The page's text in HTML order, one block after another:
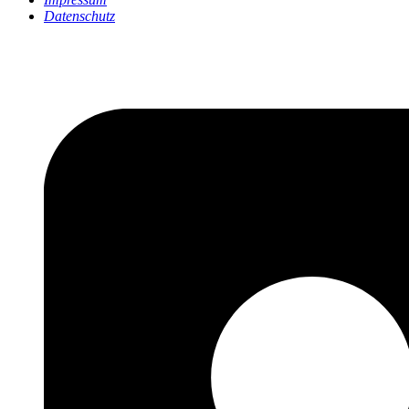
Datenschutz